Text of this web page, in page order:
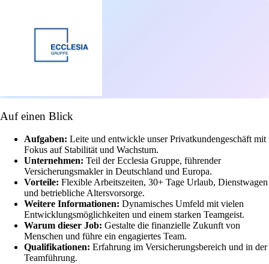
Auf einen Blick
Aufgaben: Leite und entwickle unser Privatkundengeschäft mit
Fokus auf Stabilität und Wachstum.
Unternehmen: Teil der Ecclesia Gruppe, führender
Versicherungsmakler in Deutschland und Europa.
Vorteile: Flexible Arbeitszeiten, 30+ Tage Urlaub, Dienstwagen
und betriebliche Altersvorsorge.
Weitere Informationen: Dynamisches Umfeld mit vielen
Entwicklungsmöglichkeiten und einem starken Teamgeist.
Warum dieser Job: Gestalte die finanzielle Zukunft von
Menschen und führe ein engagiertes Team.
Qualifikationen: Erfahrung im Versicherungsbereich und in der
Teamführung.